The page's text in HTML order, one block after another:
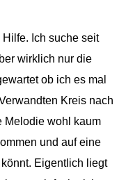
Ich suche seit
wirklich nur die
ob ich es mal
Kreis nach
Melodie wohl kaum
und auf eine
Eigentlich liegt